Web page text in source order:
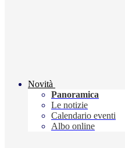
Novità
Panoramica
Le notizie
Calendario eventi
Albo online